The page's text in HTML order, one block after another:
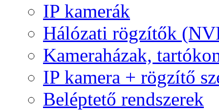
IP kamerák
Hálózati rögzítők
Kameraházak,
IP kamera + rögzítő
Beléptető rendszerek